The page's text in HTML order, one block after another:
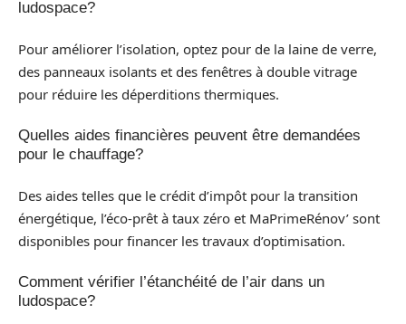
ludospace?
Pour améliorer l’isolation, optez pour de la laine de verre,
des panneaux isolants et des fenêtres à double vitrage
pour réduire les déperditions thermiques.
Quelles aides financières peuvent être demandées
pour le chauffage?
Des aides telles que le crédit d’impôt pour la transition
énergétique, l’éco-prêt à taux zéro et MaPrimeRénov’ sont
disponibles pour financer les travaux d’optimisation.
Comment vérifier l’étanchéité de l’air dans un
ludospace?